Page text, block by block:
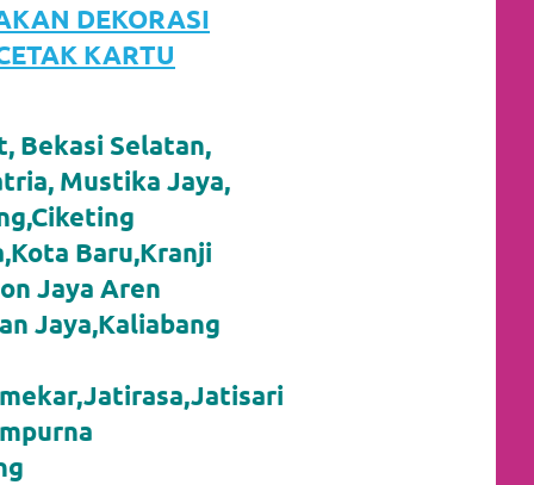
DEKORASI
KARTU
Bekasi Selatan,
Mustika Jaya,
Baru,Kranji
Jaya Aren
Jaya,Kaliabang